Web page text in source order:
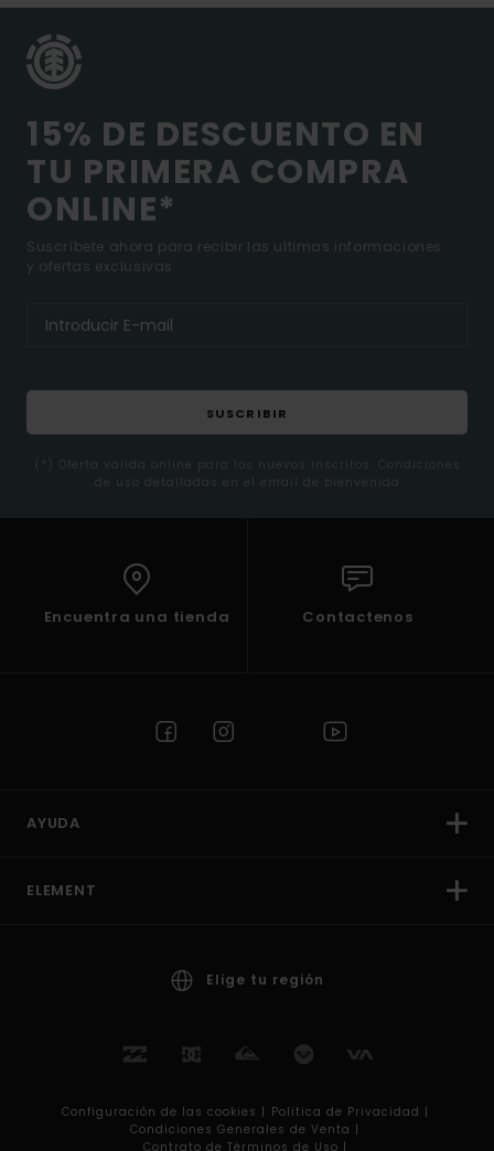
15% DE DESCUENTO EN
TU PRIMERA COMPRA
ONLINE*
Suscríbete ahora para recibir las ultimas informaciones
y ofertas exclusivas.
SUSCRIBIR
(*) Oferta valida online para los nuevos inscritos. Condiciones
de uso detalladas en el email de bienvenida
Encuentra una tienda Contactenos
AYUDA
ELEMENT
Elige tu región
Configuración de las cookies | Política de Privacidad |
Condiciones Generales de Venta |
Contrato de Términos de Uso |